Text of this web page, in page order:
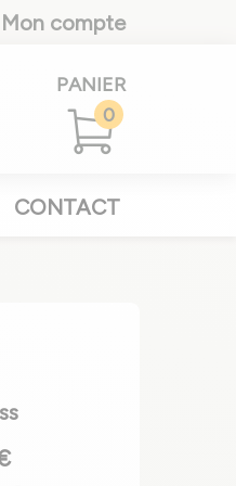
Mon compte
PANIER
0
CONTACT